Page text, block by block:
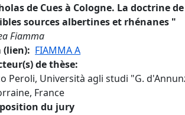
de Cues à Cologne. La doctrine
sources albertines et rhénanes "
Fiamma
(lien)
FIAMMA A
de thèse
Peroli, Università agli studi "G.
France
du jury